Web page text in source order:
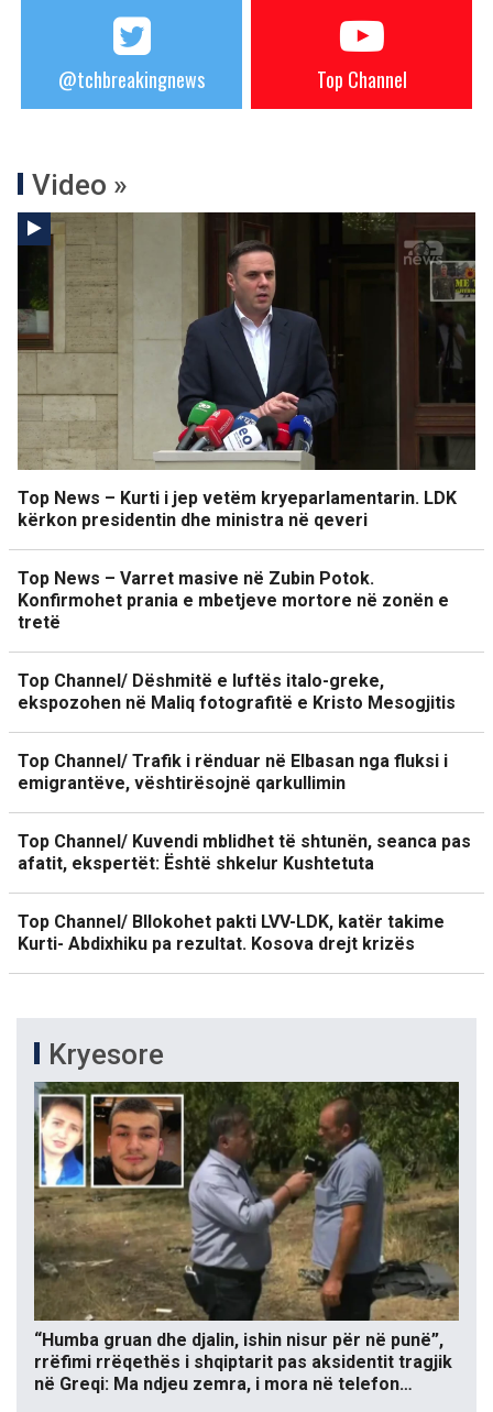
@tchbreakingnews Top Channel
Video »
Top News – Kurti i jep vetëm kryeparlamentarin. LDK
kërkon presidentin dhe ministra në qeveri
Top News – Varret masive në Zubin Potok.
Konfirmohet prania e mbetjeve mortore në zonën e
tretë
Top Channel/ Dëshmitë e luftës italo-greke,
ekspozohen në Maliq fotografitë e Kristo Mesogjitis
Top Channel/ Trafik i rënduar në Elbasan nga fluksi i
emigrantëve, vështirësojnë qarkullimin
Top Channel/ Kuvendi mblidhet të shtunën, seanca pas
afatit, ekspertët: Është shkelur Kushtetuta
Top Channel/ Bllokohet pakti LVV-LDK, katër takime
Kurti- Abdixhiku pa rezultat. Kosova drejt krizës
Kryesore
“Humba gruan dhe djalin, ishin nisur për në punë”,
rrëfimi rrëqethës i shqiptarit pas aksidentit tragjik
në Greqi: Ma ndjeu zemra, i mora në telefon…